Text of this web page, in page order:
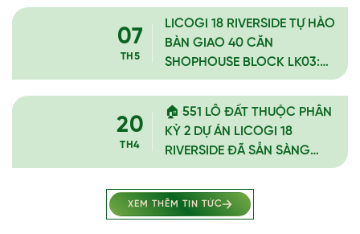
07
TH5
LICOGI 18 RIVERSIDE TỰ HÀO
BÀN GIAO 40 CĂN
SHOPHOUSE BLOCK LK03:
TIẾN ĐỘ THẦN TỐC, CAM
KẾT UY TÍN
20
TH4
🏠 551 LÔ ĐẤT THUỘC PHÂN
KỲ 2 DỰ ÁN LICOGI 18
RIVERSIDE ĐÃ SẴN SÀNG
CHO KHÁCH HÀNG XÂY TỔ
ẤM!
XEM THÊM TIN TỨC